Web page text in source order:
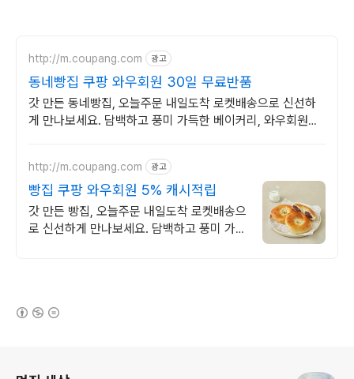
http://m.coupang.com 광고
동네빵집 쿠팡 와우회원 30일 무료반품
갓 만든 동네빵집, 오늘주문 내일도착 로켓배송으로 신선하
게 만나보세요. 담백하고 풍미 가득한 베이커리, 와우회원
http://m.coupang.com 광고
빵집 쿠팡 와우회원 5% 캐시적립
갓 만든 빵집, 오늘주문 내일도착 로켓배송으
로 신선하게 만나보세요. 담백하고 풍미 가득